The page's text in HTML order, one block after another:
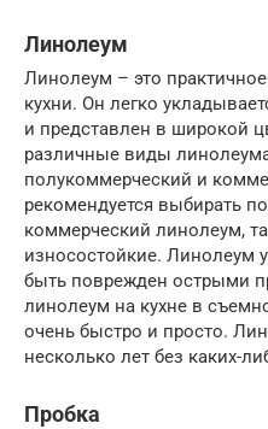
Линолеум
Линолеум – это
кухни. Он легко
и представлен в широкой
различные виды
полукоммерческий и
рекомендуется выбирать
коммерческий линолеум,
износостойкие. Линолеум
быть поврежден острыми
линолеум на кухне в
очень быстро и просто.
несколько лет без каких-
Пробка